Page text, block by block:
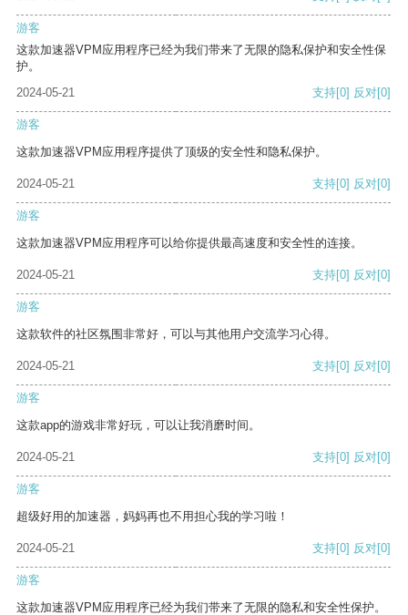
游客
这款加速器VPM应用程序已经为我们带来了无限的隐私保护和安全性保
护。
2024-05-21
支持[0] 反对[0]
游客
这款加速器VPM应用程序提供了顶级的安全性和隐私保护。
2024-05-21 支持[0] 反对[0]
游客
这款加速器VPM应用程序可以给你提供最高速度和安全性的连接。
2024-05-21 支持[0] 反对[0]
游客
这款软件的社区氛围非常好，可以与其他用户交流学习心得。
2024-05-21 支持[0] 反对[0]
游客
这款app的游戏非常好玩，可以让我消磨时间。
2024-05-21 支持[0] 反对[0]
游客
超级好用的加速器，妈妈再也不用担心我的学习啦！
2024-05-21 支持[0] 反对[0]
游客
这款加速器VPM应用程序已经为我们带来了无限的隐私和安全性保护。